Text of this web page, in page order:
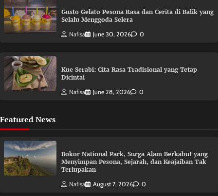
Gusto Gelato Pesona Rasa dan Cerita di Balik yang
Selalu Menggoda Selera
Nafisa June 30, 2026 0
Kue Serabi: Cita Rasa Tradisional yang Tetap
Dicintai
Nafisa June 28, 2026 0
Featured News
Bokor National Park, Surga Alam Berkabut yang
Menyimpan Pesona, Sejarah, dan Keajaiban Tak
Terlupakan
Nafisa August 7, 2026 0